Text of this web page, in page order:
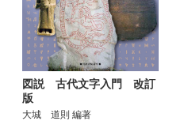
図説 古代文字入門 改訂
版
大城 道則 編著